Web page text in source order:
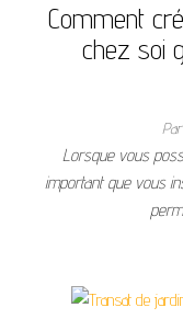
Comment
chez soi
Par
Lorsque vous
important que vous